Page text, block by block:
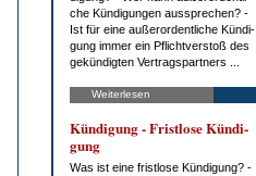
che Kün­di­gun­gen aus­spre­chen? -
Ist für ei­ne au­ßer­or­dent­li­che Kün­di­
gung im­mer ein Pflicht­ver­stoß des
ge­kün­dig­ten Ver­trags­part­ners ...
Weiterlesen
Kün­di­gung - Frist­lo­se Kün­di­
gung
Was ist ei­ne frist­lo­se Kün­di­gung? -